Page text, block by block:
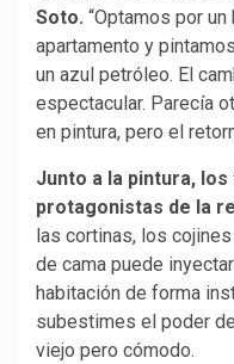
Soto. “Optamos por
apartamento y
un azul petróleo. El
espectacular. Parecía
en pintura, pero el
Junto a la pintura,
protagonistas de la
las cortinas, los
de cama puede
habitación de forma
subestimes el poder
viejo pero cómodo.